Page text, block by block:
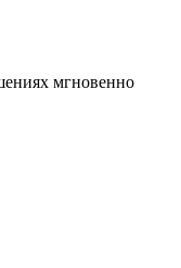
мгновенно